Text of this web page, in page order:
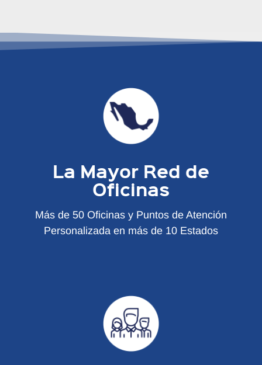
La Mayor Red de
Oficinas
Más de 50 Oficinas y Puntos de Atención
Personalizada en más de 10 Estados